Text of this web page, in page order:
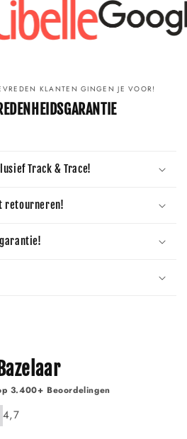
KLANTEN GINGEN JE VOOR!
Track & Trace!
retourneren!
Bazelaar
3.400+ Beoordelingen
4,7